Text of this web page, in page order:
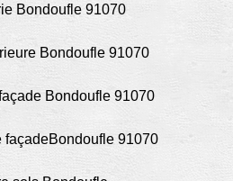
Bondoufle 91070
Bondoufle 91070
Bondoufle 91070
façadeBondoufle 91070